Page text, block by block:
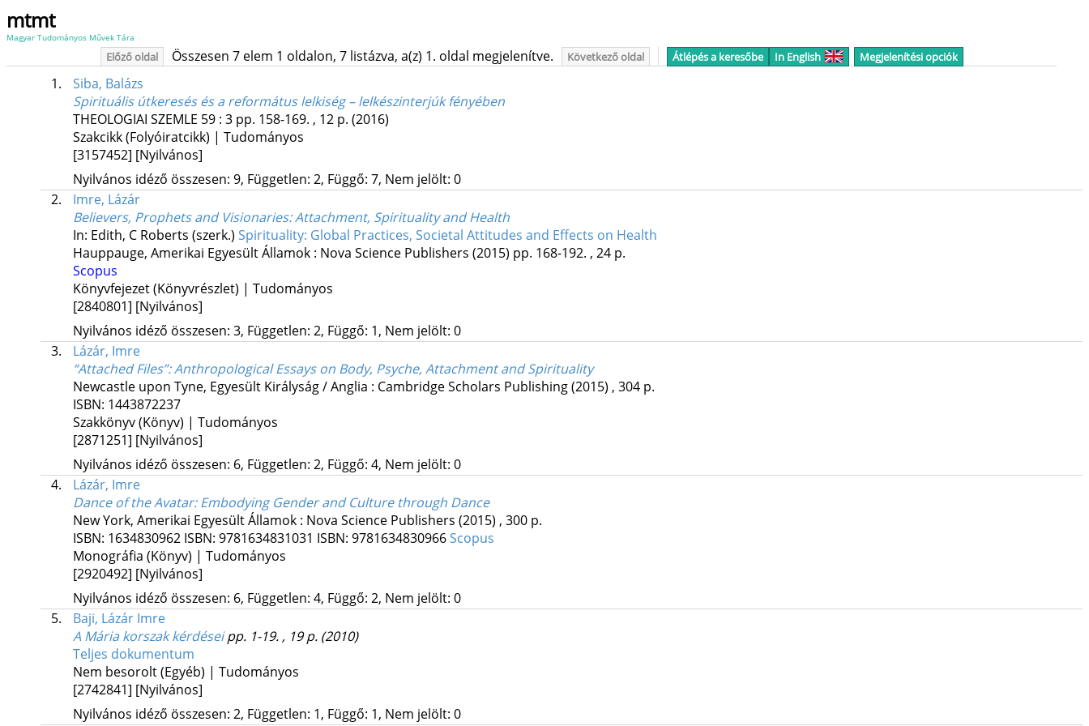
mtmt
Magyar Tudományos Művek Tára
Előző oldal Összesen 7 elem 1 oldalon, 7 listázva, a(z) 1. oldal megjelenítve. Következő oldal Átlépés a keresőbe In English Megjelenítési opciók
1.
Siba, Balázs
Spirituális útkeresés és a református lelkiség – lelkészinterjúk fényében
THEOLOGIAI SZEMLE 59: 3 pp. 158-169. , 12 p. (2016)
Szakcikk (Folyóiratcikk) | Tudományos
[3157452] [Nyilvános]
Nyilvános idéző összesen: 9, Független: 2, Függő: 7, Nem jelölt: 0
2.
Imre, Lázár
Believers, Prophets and Visionaries: Attachment, Spirituality and Health
In: Edith, C Roberts (szerk.) Spirituality: Global Practices, Societal Attitudes and Effects on Health
Hauppauge, Amerikai Egyesült Államok : Nova Science Publishers (2015) pp. 168-192. , 24 p.
Scopus
Könyvfejezet (Könyvrészlet) | Tudományos
[2840801] [Nyilvános]
Nyilvános idéző összesen: 3, Független: 2, Függő: 1, Nem jelölt: 0
3.
Lázár, Imre
“Attached Files”: Anthropological Essays on Body, Psyche, Attachment and Spirituality
Newcastle upon Tyne, Egyesült Királyság / Anglia : Cambridge Scholars Publishing(2015) , 304 p.
ISBN: 1443872237
Szakkönyv (Könyv) | Tudományos
[2871251] [Nyilvános]
Nyilvános idéző összesen: 6, Független: 2, Függő: 4, Nem jelölt: 0
4.
Lázár, Imre
Dance of the Avatar: Embodying Gender and Culture through Dance
New York, Amerikai Egyesült Államok : Nova Science Publishers (2015) , 300 p.
ISBN: 1634830962 ISBN: 9781634831031 ISBN: 9781634830966Scopus
Monográfia (Könyv) | Tudományos
[2920492] [Nyilvános]
Nyilvános idéző összesen: 6, Független: 4, Függő: 2, Nem jelölt: 0
5.
Baji, Lázár Imre
A Mária korszak kérdései pp. 1-19. , 19 p. (2010)
Teljes dokumentum
Nem besorolt (Egyéb) | Tudományos
[2742841] [Nyilvános]
Nyilvános idéző összesen: 2, Független: 1, Függő: 1, Nem jelölt: 0